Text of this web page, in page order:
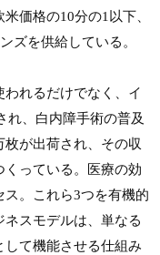
価格の10分の1以下、
ズを供給している。
れるだけでなく、イ
れ、白内障手術の普及
が出荷され、その収
っている。医療の効
。これら3つを有機的
スモデルは、単なる
て機能させる仕組み